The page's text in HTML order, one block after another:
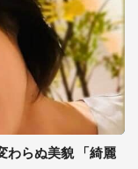
わらぬ美貌 「綺麗